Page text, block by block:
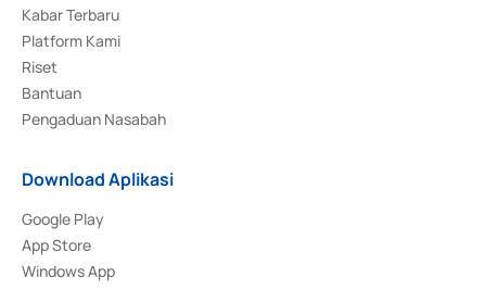
Kabar Terbaru
Platform Kami
Riset
Bantuan
Pengaduan Nasabah
Download Aplikasi
Google Play
App Store
Windows App